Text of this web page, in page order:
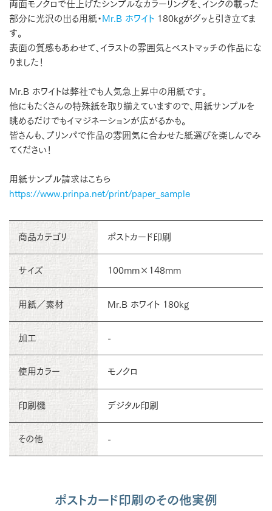
両面モノクロで仕上げたシンプルなカラーリングを、インクの載った
部分に光沢の出る用紙・ Mr.B ホワイト 180kgがグッと引き立てま
す。
表面の質感もあわせて、イラストの雰囲気とベストマッチの作品にな
りました！
Mr.B ホワイトは弊社でも人気急上昇中の用紙です。
他にもたくさんの特殊紙を取り揃えていますので、用紙サンプルを
眺めるだけでもイマジネーションが広がるかも。
皆さんも、プリンパで作品の雰囲気に合わせた紙選びを楽しんでみ
てください！
用紙サンプル請求はこちら
https://www.prinpa.net/print/paper_sample
商品カテゴリ ポストカード印刷
サイズ 100mm×148mm
用紙／素材 Mr.B ホワイト 180kg
加工 -
使用カラー モノクロ
印刷機 デジタル印刷
その他 -
ポストカード印刷のその他実例